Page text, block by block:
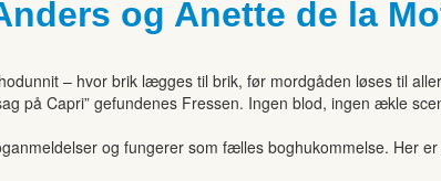
og Anette de la
– hvor brik lægges til brik, før mordgåden løses til
på Capri” gefundenes Fressen. Ingen blod, ingen ækle
og fungerer som fælles boghukommelse. Her